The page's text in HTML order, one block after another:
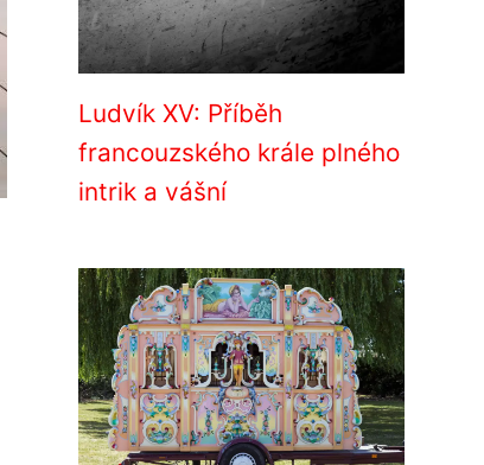
Ludvík XV: Příběh
francouzského krále plného
intrik a vášní